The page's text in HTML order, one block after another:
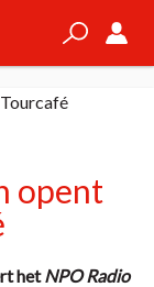
opent
hetNPO Radio